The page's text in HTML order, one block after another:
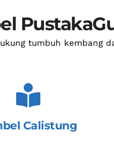
tumbuh kembang
Calistung